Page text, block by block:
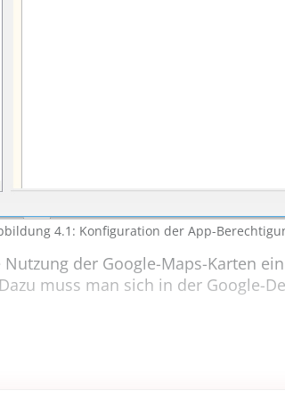
4.1: Konfiguration der App-
der Google-Maps-Karten
muss man sich in der Google-